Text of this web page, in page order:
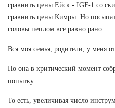
сравнить цены Ейск - IGF-1 со
сравнить цены Кимры. Но
головы пеплом все равно рано.
Вся моя семья, родители, у меня
Но она в критический момент
попытку.
То есть, увеличивая число